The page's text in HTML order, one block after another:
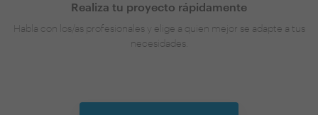
Realiza tu proyecto rápidamente
Habla con los/as profesionales y elige a quien mejor se adapte a tus
necesidades.